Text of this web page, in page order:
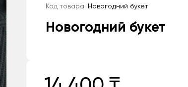
Код товара: Новогодний букет
Новогодний букет